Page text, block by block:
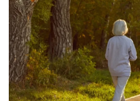
06. 08. 2026 13:34
Вучевић: Ђилас је свестан
бродоломом